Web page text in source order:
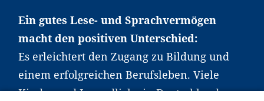
Ein gutes Lese- und Sprachvermögen
macht den positiven Unterschied:
Es erleichtert den Zugang zu Bildung und
einem erfolgreichen Berufsleben. Viele
Kinder und Jugendliche in Deutschland